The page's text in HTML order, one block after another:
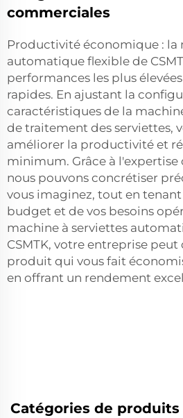
commerciales
Productivité économique : la
automatique flexible de
performances les plus
rapides. En ajustant la
caractéristiques de la
de traitement des serviettes,
améliorer la productivité et
minimum. Grâce à l'expertise
nous pouvons concrétiser
vous imaginez, tout en
budget et de vos besoins
machine à serviettes
CSMTK, votre entreprise
produit qui vous fait
en offrant un rendement
Catégories de produits